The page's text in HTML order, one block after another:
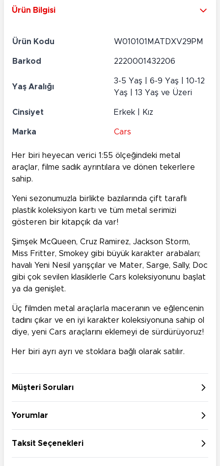
Ürün Bilgisi
Ürün Kodu W010101MATDXV29PM
Barkod 2220001432206
Yaş Aralığı
3-5 Yaş | 6-9 Yaş | 10-12
Yaş | 13 Yaş ve Üzeri
Cinsiyet Erkek | Kız
Marka Cars
Her biri heyecan verici 1:55 ölçeğindeki metal
araçlar, filme sadık ayrıntılara ve dönen tekerlere
sahip.
Yeni sezonumuzla birlikte bazılarında çift taraflı
plastik koleksiyon kartı ve tüm metal serimizi
gösteren bir kitapçık da var!
Şimşek McQueen, Cruz Ramirez, Jackson Storm,
Miss Fritter, Smokey gibi büyük karakter arabaları;
havalı Yeni Nesil yarışçılar ve Mater, Sarge, Sally, Doc
gibi çok sevilen klasiklerle Cars koleksiyonunu başlat
ya da genişlet.
Üç filmden metal araçlarla maceranın ve eğlencenin
tadını çıkar ve en iyi karakter koleksiyonuna sahip ol
diye, yeni Cars araçlarını eklemeyi de sürdürüyoruz!
Her biri ayrı ayrı ve stoklara bağlı olarak satılır.
Müşteri Soruları
Yorumlar
Taksit Seçenekleri